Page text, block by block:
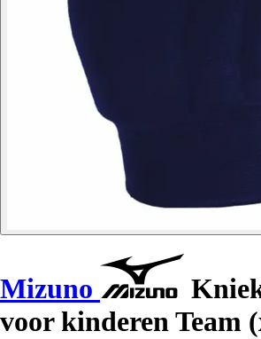
Mizuno
voor kinderen Team